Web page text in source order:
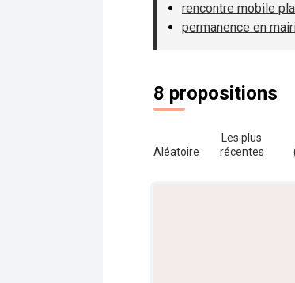
rencontre mobile
permanence en
8 propositions
Aléatoire
Les plus
récentes